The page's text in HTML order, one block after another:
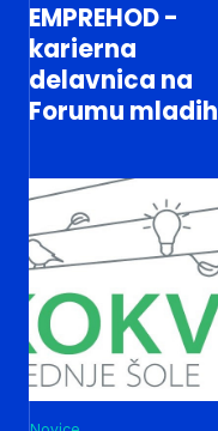
EMPREHOD -
karierna
delavnica na
Forumu mladih